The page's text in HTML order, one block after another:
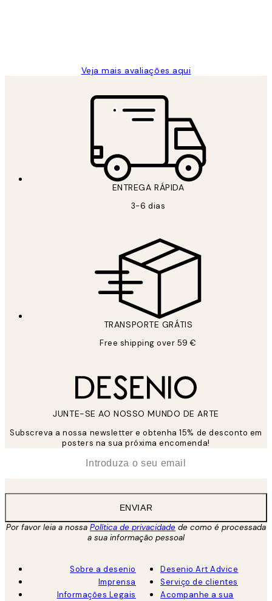
Veja mais avaliações aqui
ENTREGA RÁPIDA
3-6 dias
TRANSPORTE GRÁTIS
Free shipping over 59 €
JUNTE-SE AO NOSSO MUNDO DE ARTE
Subscreva a nossa newsletter e obtenha 15% de desconto em
posters na sua próxima encomenda!
ENVIAR
Por favor leia a nossa Política de privacidade de como é processada
a sua informação pessoal
Sobre a desenio
Imprensa
Informações Legais
Desenio Art Advice
Serviço de clientes
Acompanhe a sua